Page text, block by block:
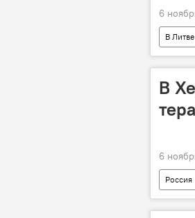
6
В Литве
В
6
Россия
вода